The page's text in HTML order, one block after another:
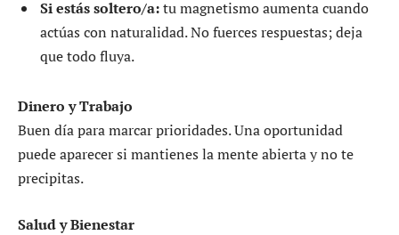
Si estás soltero/a:tu magnetismo aumenta cuando
actúas con naturalidad. No fuerces respuestas; deja
que todo fluya.
Dinero y Trabajo
Buen día para marcar prioridades. Una oportunidad
puede aparecer si mantienes la mente abierta y no te
precipitas.
Salud y Bienestar